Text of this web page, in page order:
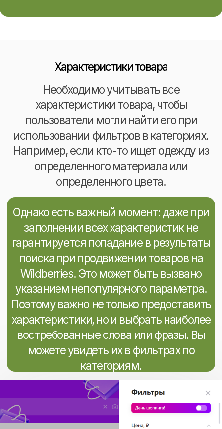
нейтральные или негативные отзывы,
отзывах может способствовать
увеличению продаж через ВБ— путем
предложения альтернативных товаров в
ответах на положительные отзывы.
Способыплатного
продвижения
на Wildberries
С увеличением числа конкурентов
бесплатные методы продвижения
товаров на ВБ становятся
недостаточными и являются лишь
базовым требованием для эффективной
работы на площадке. Для достижения
значительных результатов требуется
использование платных методов
продвижения карточек WB, таких как
самовыкупы и реклама на платформе.